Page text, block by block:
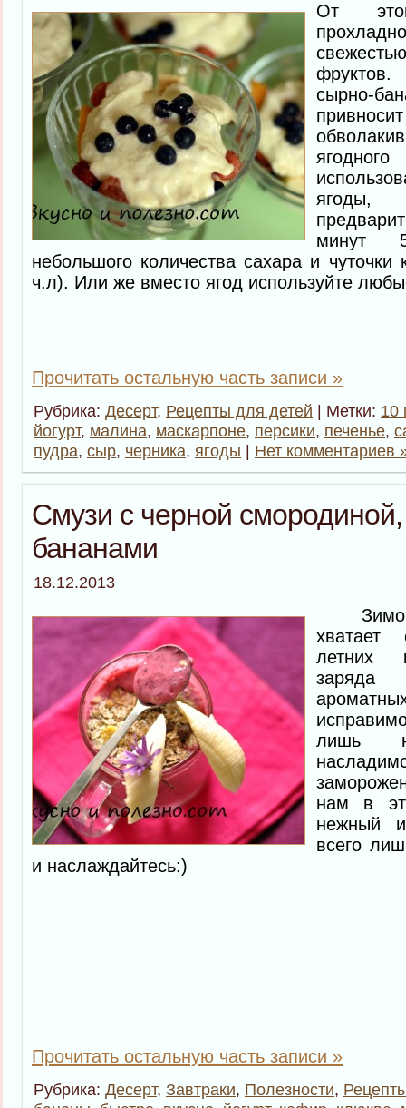
От
сырно-
минут
небольшого количества сахара и чуточки
ч.л). Или же вместо ягод используйте
Прочитать остальную часть записи »
Рубрика: Десерт, Рецепты для детей | Метки: 10
йогурт, малина, маскарпоне, персики, печенье,
пудра, сыр, черника, ягоды | Нет комментариев
Смузи с черной
бананами
18.12.2013
Зимой
хватает
летних
заряда
лишь
нам в
нежный
всего
и наслаждайтесь:)
Прочитать остальную часть записи »
Рубрика: Десерт, Завтраки, Полезности,